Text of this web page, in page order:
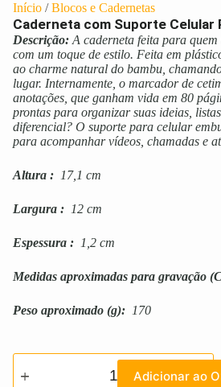
Início /Blocos e Cadernetas
Caderneta com Suporte Celular
Descrição: A caderneta feita para
com um toque de estilo. Feita em
ao charme natural do bambu,
lugar. Internamente, o marcador de
anotações, que ganham vida em 80
prontas para organizar suas ideias,
diferencial? O suporte para celular
para acompanhar vídeos, chamadas e
Altura : 17,1 cm
Largura : 12 cm
Espessura : 1,2 cm
Medidas aproximadas para gravação
Peso aproximado (g): 170
Adicionar ao